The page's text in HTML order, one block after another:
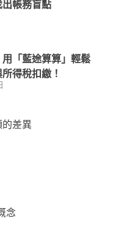
帳務盲點
「藍途算算」輕鬆
得稅扣繳！
差異
念